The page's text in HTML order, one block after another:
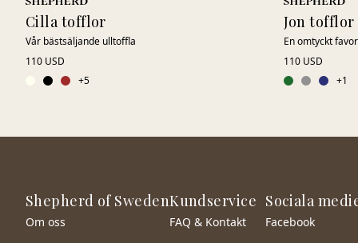
Cilla tofflor
Vår bästsäljande ulltoffla
110 USD
+5
Jon tofflor
En omtyckt
110 USD
+1
Shepherd of Sweden
Om oss
Kundservice
FAQ & Kontakt
Sociala
Facebook